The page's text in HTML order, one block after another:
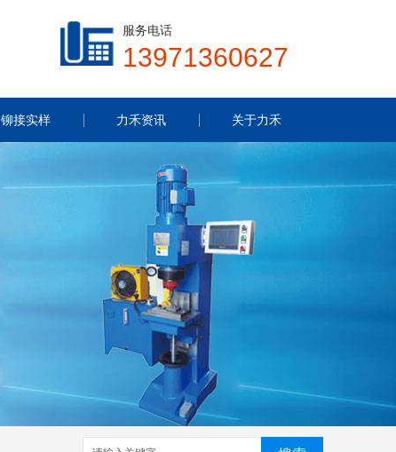
服务电话
13971360627
铆接实样 力禾资讯 关于力禾